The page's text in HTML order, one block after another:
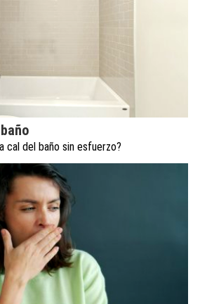
cal del baño sin esfuerzo?